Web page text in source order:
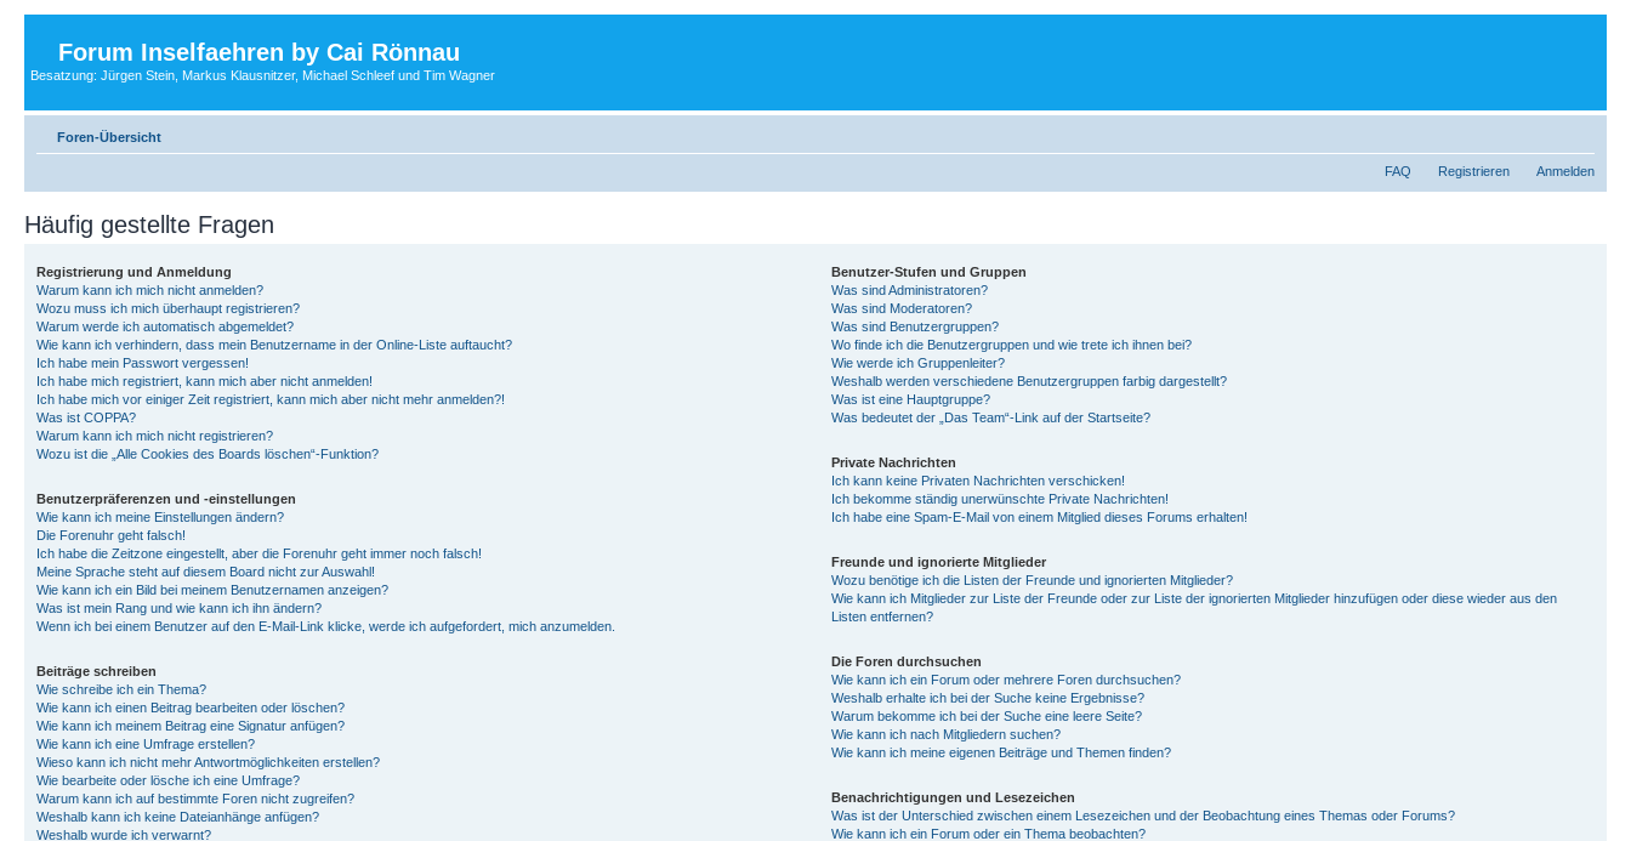
Forum Inselfaehren by Cai Rönnau
Besatzung: Jürgen Stein, Markus Klausnitzer, Michael Schleef und Tim Wagner
Foren-Übersicht
FAQ Registrieren Anmelden
Häufig gestellte Fragen
Registrierung und Anmeldung
Warum kann ich mich nicht anmelden?
Wozu muss ich mich überhaupt registrieren?
Warum werde ich automatisch abgemeldet?
Wie kann ich verhindern, dass mein Benutzername in der Online-Liste auftaucht?
Ich habe mein Passwort vergessen!
Ich habe mich registriert, kann mich aber nicht anmelden!
Ich habe mich vor einiger Zeit registriert, kann mich aber nicht mehr anmelden?!
Was ist COPPA?
Warum kann ich mich nicht registrieren?
Wozu ist die „Alle Cookies des Boards löschen“-Funktion?
Benutzerpräferenzen und -einstellungen
Wie kann ich meine Einstellungen ändern?
Die Forenuhr geht falsch!
Ich habe die Zeitzone eingestellt, aber die Forenuhr geht immer noch falsch!
Meine Sprache steht auf diesem Board nicht zur Auswahl!
Wie kann ich ein Bild bei meinem Benutzernamen anzeigen?
Was ist mein Rang und wie kann ich ihn ändern?
Wenn ich bei einem Benutzer auf den E-Mail-Link klicke, werde ich aufgefordert, mich anzumelden.
Beiträge schreiben
Wie schreibe ich ein Thema?
Wie kann ich einen Beitrag bearbeiten oder löschen?
Wie kann ich meinem Beitrag eine Signatur anfügen?
Wie kann ich eine Umfrage erstellen?
Wieso kann ich nicht mehr Antwortmöglichkeiten erstellen?
Wie bearbeite oder lösche ich eine Umfrage?
Warum kann ich auf bestimmte Foren nicht zugreifen?
Weshalb kann ich keine Dateianhänge anfügen?
Weshalb wurde ich verwarnt?
Benutzer-Stufen und Gruppen
Was sind Administratoren?
Was sind Moderatoren?
Was sind Benutzergruppen?
Wo finde ich die Benutzergruppen und wie trete ich ihnen bei?
Wie werde ich Gruppenleiter?
Weshalb werden verschiedene Benutzergruppen farbig dargestellt?
Was ist eine Hauptgruppe?
Was bedeutet der „Das Team“-Link auf der Startseite?
Private Nachrichten
Ich kann keine Privaten Nachrichten verschicken!
Ich bekomme ständig unerwünschte Private Nachrichten!
Ich habe eine Spam-E-Mail von einem Mitglied dieses Forums erhalten!
Freunde und ignorierte Mitglieder
Wozu benötige ich die Listen der Freunde und ignorierten Mitglieder?
Wie kann ich Mitglieder zur Liste der Freunde oder zur Liste der ignorierten Mitglieder hinzufügen oder diese wieder aus den
Listen entfernen?
Die Foren durchsuchen
Wie kann ich ein Forum oder mehrere Foren durchsuchen?
Weshalb erhalte ich bei der Suche keine Ergebnisse?
Warum bekomme ich bei der Suche eine leere Seite?
Wie kann ich nach Mitgliedern suchen?
Wie kann ich meine eigenen Beiträge und Themen finden?
Benachrichtigungen und Lesezeichen
Was ist der Unterschied zwischen einem Lesezeichen und der Beobachtung eines Themas oder Forums?
Wie kann ich ein Forum oder ein Thema beobachten?